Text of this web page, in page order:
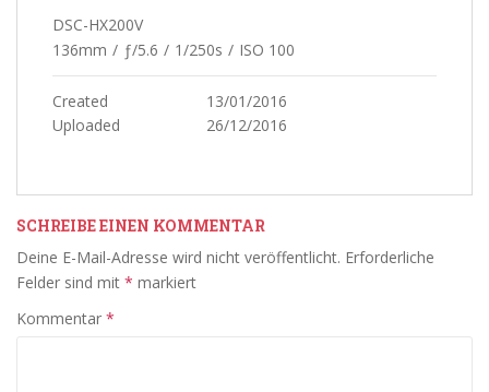
DSC-HX200V
136mm / ƒ/5.6 / 1/250s / ISO 100
Created
13/01/2016
Uploaded
26/12/2016
SCHREIBE EINEN KOMMENTAR
Deine E-Mail-Adresse wird nicht veröffentlicht. Erforderliche
Felder sind mit * markiert
Kommentar *